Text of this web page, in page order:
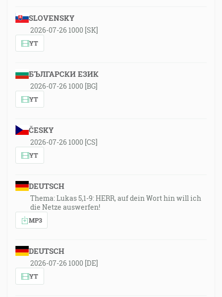
SLOVENSKY
2026-07-26 1000 [SK]
YT
БЪЛГАРСКИ ЕЗИК
2026-07-26 1000 [BG]
YT
ČESKY
2026-07-26 1000 [CS]
YT
DEUTSCH
Thema: Lukas 5,1-9: HERR, auf dein Wort hin will ich
die Netze auswerfen!
MP3
DEUTSCH
2026-07-26 1000 [DE]
YT